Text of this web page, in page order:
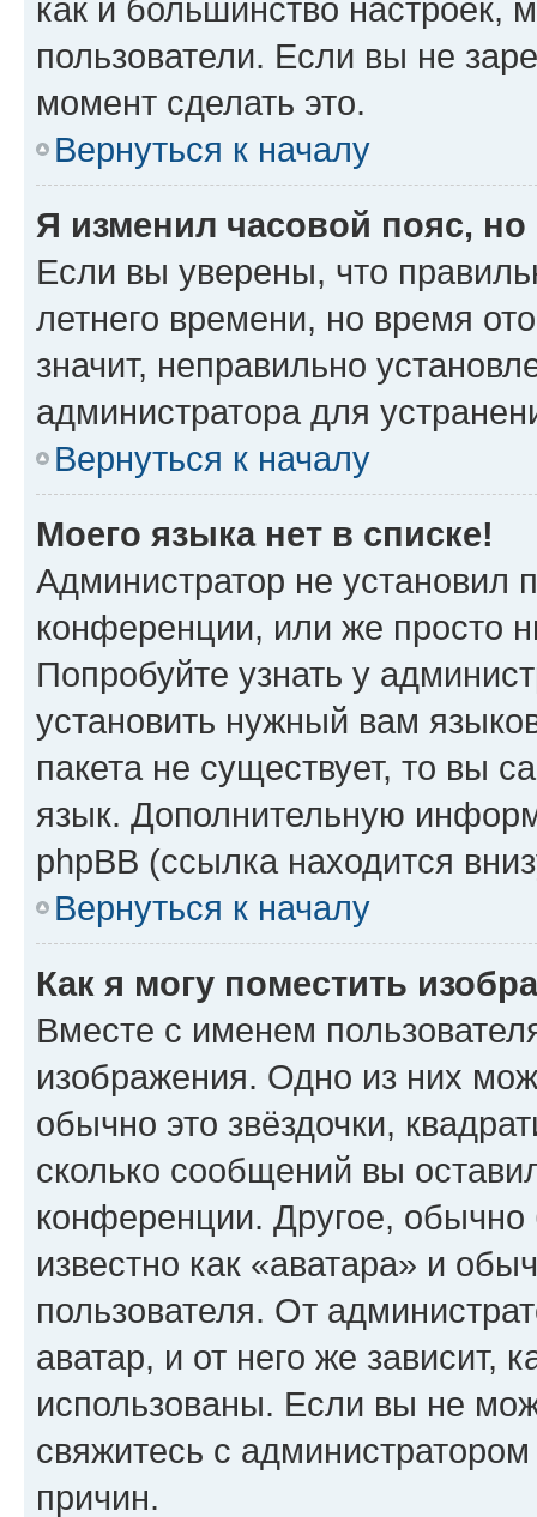
как и большинство настроек,
пользователи. Если вы не
момент сделать это.
Вернуться к началу
Я изменил часовой пояс,
Если вы уверены, что
летнего времени, но время
значит, неправильно
администратора для
Вернуться к началу
Моего языка нет в списке!
Администратор не установил
конференции, или же просто
Попробуйте узнать у
установить нужный вам
пакета не существует, то вы
язык. Дополнительную
phpBB (ссылка находится
Вернуться к началу
Как я могу поместить
Вместе с именем
изображения. Одно из них
обычно это звёздочки,
сколько сообщений вы
конференции. Другое,
известно как «аватара» и
пользователя. От
аватар, и от него же зависит,
использованы. Если вы не
свяжитесь с
причин.